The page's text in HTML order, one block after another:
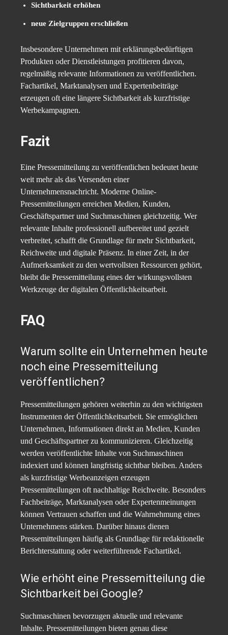
Sichtbarkeit erhöhen
neue Zielgruppen erschließen
Insbesondere Unternehmen mit erklärungsbedürftigen
Produkten oder Dienstleistungen profitieren davon,
regelmäßig relevante Informationen zu veröffentlichen.
Fachartikel, Marktanalysen und Expertenbeiträge
erzeugen oft eine längere Sichtbarkeit als kurzfristige
Werbekampagnen.
Fazit
Eine Pressemitteilung zu veröffentlichen bedeutet heute
weit mehr als das Versenden einer
Unternehmensnachricht. Moderne Online-
Pressemitteilungen erreichen Medien, Kunden,
Geschäftspartner und Suchmaschinen gleichzeitig. Wer
relevante Inhalte professionell aufbereitet und gezielt
verbreitet, schafft die Grundlage für mehr Sichtbarkeit,
Reichweite und digitale Präsenz. In einer Zeit, in der
Aufmerksamkeit zu den wertvollsten Ressourcen gehört,
bleibt die Pressemitteilung eines der wirkungsvollsten
Werkzeuge der digitalen Öffentlichkeitsarbeit.
FAQ
Warum sollte ein Unternehmen heute
noch eine Pressemitteilung
veröffentlichen?
Pressemitteilungen gehören weiterhin zu den wichtigsten
Instrumenten der Öffentlichkeitsarbeit. Sie ermöglichen
Unternehmen, Informationen direkt an Medien, Kunden
und Geschäftspartner zu kommunizieren. Gleichzeitig
werden veröffentlichte Inhalte von Suchmaschinen
indexiert und können langfristig sichtbar bleiben. Anders
als kurzfristige Werbeanzeigen erzeugen
Pressemitteilungen oft nachhaltige Reichweite. Besonders
Fachbeiträge, Marktanalysen oder Expertenmeinungen
können Vertrauen schaffen und die Wahrnehmung eines
Unternehmens stärken. Darüber hinaus dienen
Pressemitteilungen häufig als Grundlage für redaktionelle
Berichterstattung oder weiterführende Fachartikel.
Wie erhöht eine Pressemitteilung die
Sichtbarkeit bei Google?
Suchmaschinen bevorzugen aktuelle und relevante
Inhalte. Pressemitteilungen bieten genau diese